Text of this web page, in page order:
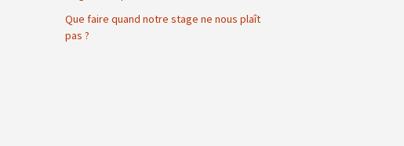
Que faire quand notre stage ne nous plaît
pas ?